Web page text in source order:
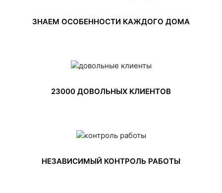
ЗНАЕМ ОСОБЕННОСТИ КАЖДОГО ДОМА
23000 ДОВОЛЬНЫХ КЛИЕНТОВ
НЕЗАВИСИМЫЙ КОНТРОЛЬ РАБОТЫ